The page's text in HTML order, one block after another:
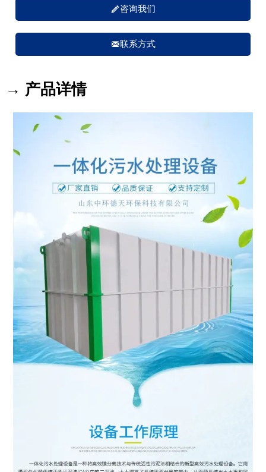
咨询我们
联系方式
→ 产品详情